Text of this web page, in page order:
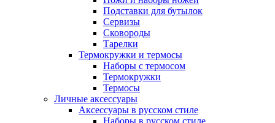
Подставки для бутылок
Сервизы
Сковороды
Тарелки
Термокружки и термосы
Наборы с термосом
Термокружки
Термосы
Личные аксессуары
Аксессуары в русском стиле
Наборы в русском стиле